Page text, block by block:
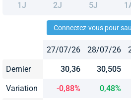
1J 2J 5J
Connectez-vous pour
27/07/26 28/07/26
Dernier 30,36 30,505
Variation -0,88% 0,48%